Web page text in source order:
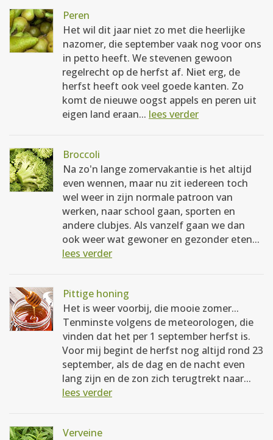
Peren
Het wil dit jaar niet zo met die heerlijke
nazomer, die september vaak nog voor ons
in petto heeft. We stevenen gewoon
regelrecht op de herfst af. Niet erg, de
herfst heeft ook veel goede kanten. Zo
komt de nieuwe oogst appels en peren uit
eigen land eraan... lees verder
Broccoli
Na zo'n lange zomervakantie is het altijd
even wennen, maar nu zit iedereen toch
wel weer in zijn normale patroon van
werken, naar school gaan, sporten en
andere clubjes. Als vanzelf gaan we dan
ook weer wat gewoner en gezonder eten...
lees verder
Pittige honing
Het is weer voorbij, die mooie zomer...
Tenminste volgens de meteorologen, die
vinden dat het per 1 september herfst is.
Voor mij begint de herfst nog altijd rond 23
september, als de dag en de nacht even
lang zijn en de zon zich terugtrekt naar...
lees verder
Verveine